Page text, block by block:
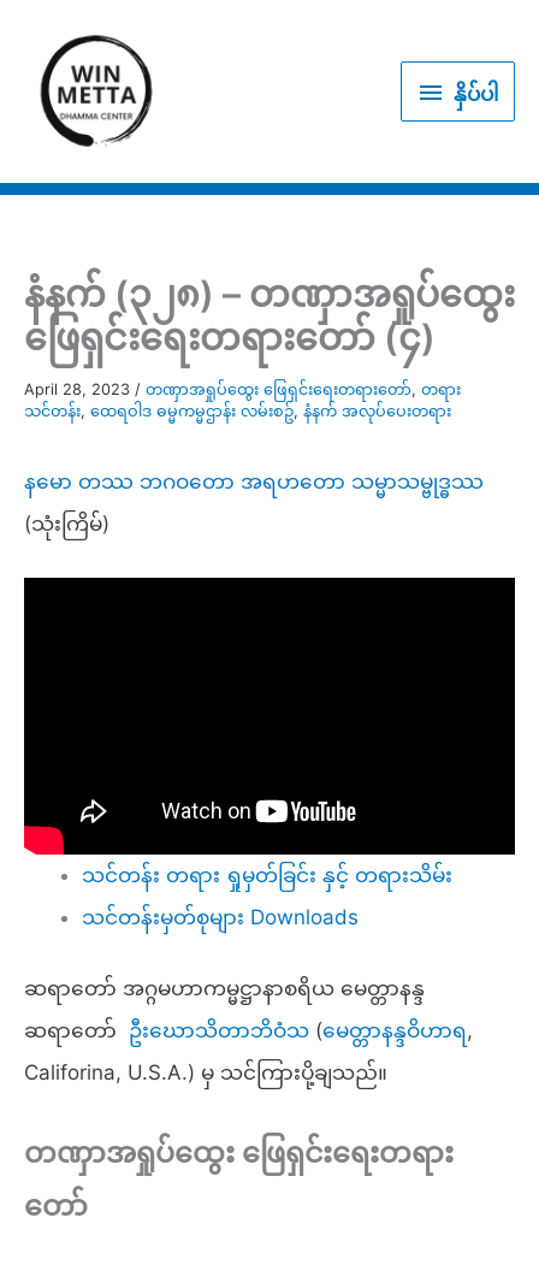
content
နှိပ် နှိပ်ပါ
နံနက် (၃၂၈) – တဏှာအရှုပ်ထွေး
ဖြေရှင်းရေးတရားတော် (၄)
April 28, 2023 / တဏှာအရှုပ်ထွေး ဖြေရှင်းရေးတရားတော်, တရား
သင်တန်း, ထေရဝါဒ ဓမ္မကမ္မဌာန်း လမ်းစဥ်, နံနက် အလုပ်ပေးတရား
နမော တဿ ဘဂဝတော အရဟတော သမ္မာသမ္ဗုဒ္ဓဿ
(သုံးကြိမ်)
သင်တန်း တရား ရှုမှတ်ခြင်း နှင့် တရားသိမ်း
သင်တန်းမှတ်စုများ Downloads
ဆရာတော် အဂ္ဂမဟာကမ္မဋ္ဌာနာစရိယ မေတ္တာနန္ဒ
ဆရာတော် ဦးဃောသိတာဘိဝံသ (မေတ္တာနန္ဒဝိဟာရ,
Califorina, U.S.A.) မှ သင်ကြားပို့ချသည်။
တဏှာအရှုပ်ထွေး ဖြေရှင်းရေးတရား
တော်